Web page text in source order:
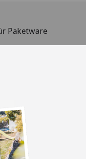
Paketware